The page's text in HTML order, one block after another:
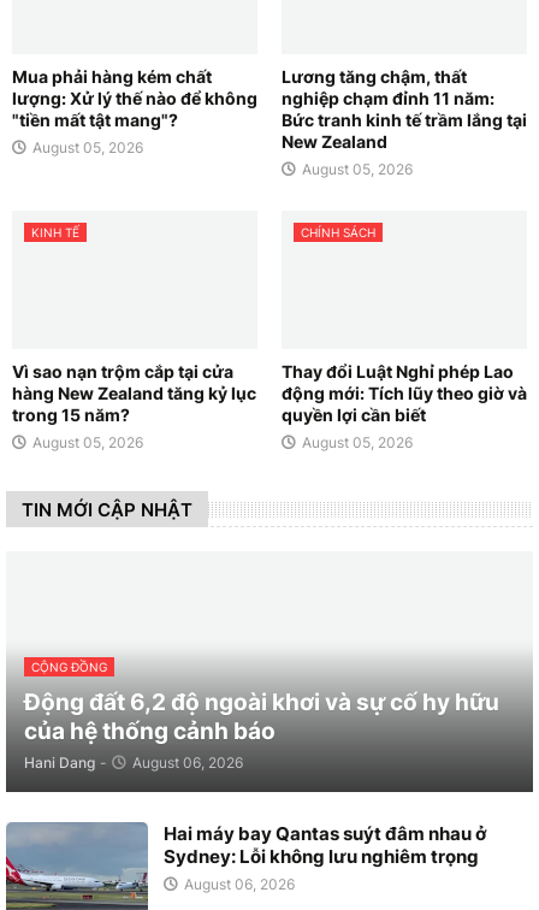
Mua phải hàng kém chất
lượng: Xử lý thế nào để không
"tiền mất tật mang"?
August 05, 2026
Lương tăng chậm, thất
nghiệp chạm đỉnh 11 năm:
Bức tranh kinh tế trầm lắng tại
New Zealand
August 05, 2026
KINH TẾ
Vì sao nạn trộm cắp tại cửa
hàng New Zealand tăng kỷ lục
trong 15 năm?
August 05, 2026
CHÍNH SÁCH
Thay đổi Luật Nghỉ phép Lao
động mới: Tích lũy theo giờ và
quyền lợi cần biết
August 05, 2026
TIN MỚI CẬP NHẬT
CỘNG ĐỒNG
Động đất 6,2 độ ngoài khơi và sự cố hy hữu
của hệ thống cảnh báo
Hani Dang - August 06, 2026
Hai máy bay Qantas suýt đâm nhau ở
Sydney: Lỗi không lưu nghiêm trọng
August 06, 2026